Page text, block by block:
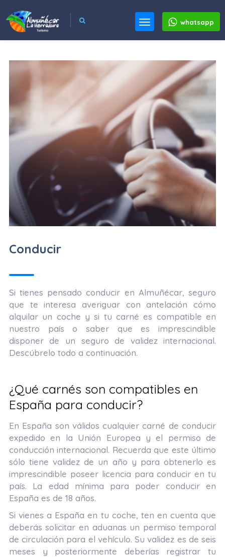
whatsapp
Conducir
Si tienes pensado conducir en Almuñécar, seguro
que te interesa averiguar con antelación cómo
alquilar un coche y si tu carné es compatible en
nuestro país o saber que es imprescindible
disponer de un seguro de validez internacional.
Descúbrelo todo a continuación.
¿Qué carnés son compatibles en
España para conducir?
En España son válidos cualquier carné de conducir
expedido en la Unión Europea y el permiso de
conducción internacional. Recuerda que este último
sólo tiene validez de un año y para obtenerlo es
imprescindible poseer licencia para conducir en tu
país. La edad mínima para poder conducir en
España es de 18 años.
Si vienes a Españaen tu coche , ten en cuenta que
deberás solicitar en aduanas un permiso temporal
de circulación para el vehículo. Su validez es de seis
meses y posteriormente deberías registrar tu